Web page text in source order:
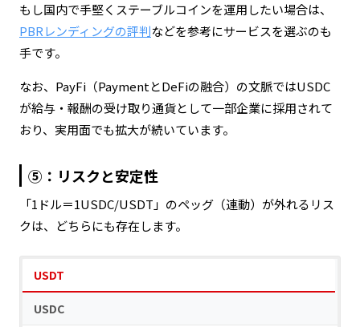
家や、企業間の国際決済手段としての採用も増えて
います。
もし国内で手堅くステーブルコインを運用したい場合は、
PBRレンディングの評判などを参考にサービスを選ぶのも
手です。
なお、PayFi（PaymentとDeFiの融合）の文脈ではUSDC
が給与・報酬の受け取り通貨として一部企業に採用されて
おり、実用面でも拡大が続いています。
⑤：リスクと安定性
「1ドル＝1USDC/USDT」のペッグ（連動）が外れるリス
クは、どちらにも存在します。
USDT
USDC